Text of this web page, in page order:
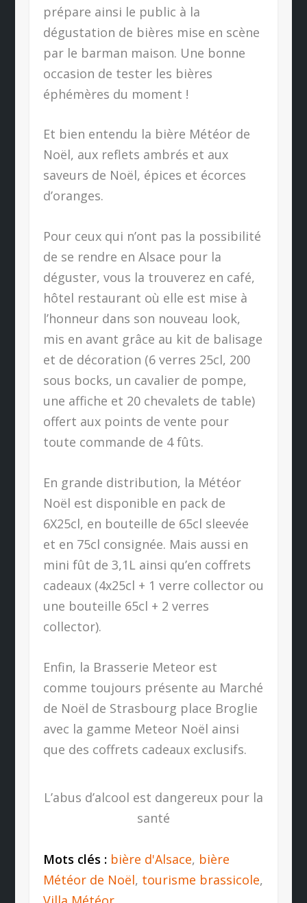
prépare ainsi le public à la
dégustation de bières mise en scène
par le barman maison. Une bonne
occasion de tester les bières
éphémères du moment !
Et bien entendu la bière Météor de
Noël, aux reflets ambrés et aux
saveurs de Noël, épices et écorces
d’oranges.
Pour ceux qui n’ont pas la possibilité
de se rendre en Alsace pour la
déguster, vous la trouverez en café,
hôtel restaurant où elle est mise à
l’honneur dans son nouveau look,
mis en avant grâce au kit de balisage
et de décoration (6 verres 25cl, 200
sous bocks, un cavalier de pompe,
une affiche et 20 chevalets de table)
offert aux points de vente pour
toute commande de 4 fûts.
En grande distribution, la Météor
Noël est disponible en pack de
6X25cl, en bouteille de 65cl sleevée
et en 75cl consignée. Mais aussi en
mini fût de 3,1L ainsi qu’en coffrets
cadeaux (4x25cl + 1 verre collector ou
une bouteille 65cl + 2 verres
collector).
Enfin, la Brasserie Meteor est
comme toujours présente au Marché
de Noël de Strasbourg place Broglie
avec la gamme Meteor Noël ainsi
que des coffrets cadeaux exclusifs.
L’abus d’alcool est dangereux pour la
santé
Mots clés : bière d'Alsace, bière
Météor de Noël, tourisme brassicole,